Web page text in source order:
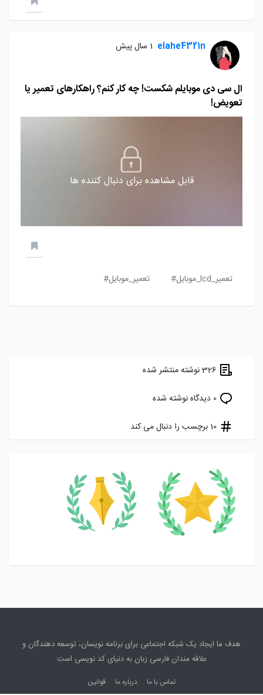
elahe4321n 1 سال پیش
ال سی دی موبایلم شکست! چه کار کنم؟ راهکارهای تعمیر یا
تعویض!
قابل مشاهده برای دنبال کننده ها
تعمیر_lcd_موبایل# تعمیر_موبایل#
هدف ما ایجاد یک شبکه اجتماعی برای برنامه نویسان، توسعه دهندگان و
علاقه مندان فارسی زبان به دنیای کد نویسی است
تماس با ما درباره ما قوانین